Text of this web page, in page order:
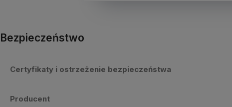
Bezpieczeństwo
Certyfikaty i ostrzeżenie bezpieczeństwa
Producent